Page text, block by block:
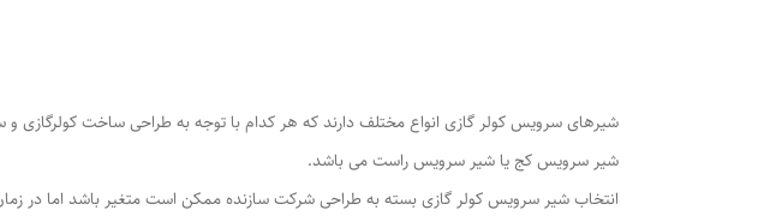
شیرهای سرویس کولر گازی انواع مختلف دارند که هر کدام با توجه به طراحی ساخت
شیر سرویس کج یا شیر سرویس راست می باشد.
انتخاب شیر سرویس کولر گازی بسته به طراحی شرکت سازنده ممکن است متغیر باشد اما در